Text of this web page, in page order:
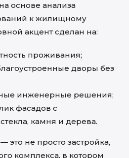
основе анализа
к жилищному
акцент сделан на:
проживания;
дворы без
инженерные решения;
фасадов с
камня и дерева.
это не просто застройка,
комплекса, в котором